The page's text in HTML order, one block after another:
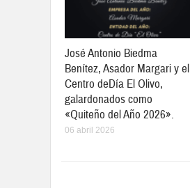
José Antonio Biedma
Benítez, Asador Margari y el
Centro deDía El Olivo,
galardonados como
«Quiteño del Año 2026».
06 abril 2026